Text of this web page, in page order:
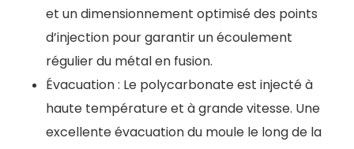
et un dimensionnement optimisé des points
d’injection pour garantir un écoulement
régulier du métal en fusion.
Évacuation : Le polycarbonate est injecté à
haute température et à grande vitesse. Une
excellente évacuation du moule le long de la